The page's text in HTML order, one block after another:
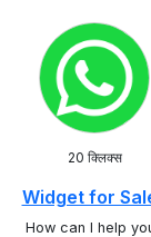
20 क्लिक्स
Widget for
How can I help